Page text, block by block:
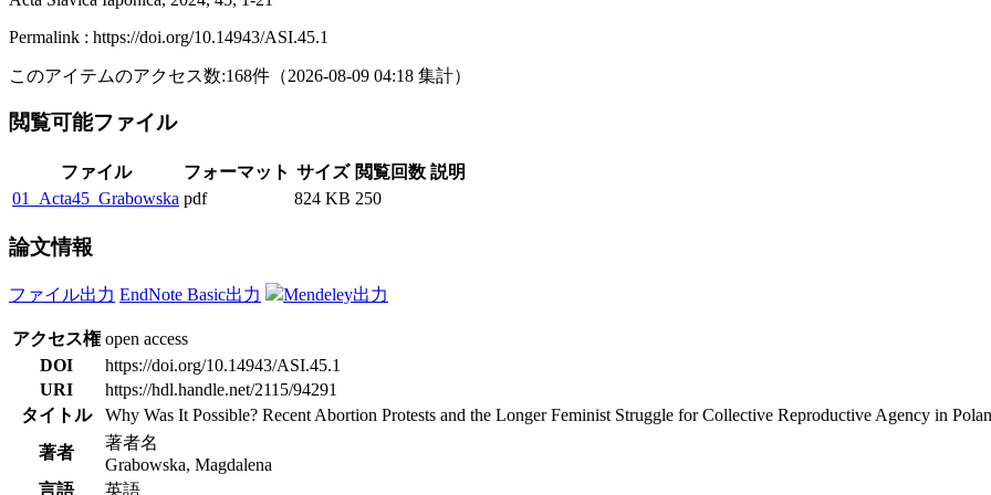
Permalink : https://doi.org/10.14943/ASI.45.1
このアイテムのアクセス数:168件 （2026-08-09 04:18 集計）
閲覧可能ファイル
ファイル フォーマット サイズ 閲覧回数 説明
01_Acta45_Grabowska pdf 824 KB 250
論文情報
ファイル出力 EndNote Basic出力 Mendeley出力
アクセス権 open access
DOI
https://doi.org/10.14943/ASI.45.1
URI
https://hdl.handle.net/2115/94291
タイトル
Why Was It Possible? Recent Abortion Protests and the Longer Feminist Struggle for Collective Reproductive Agency in
著者
著者名
Grabowska, Magdalena
言語
英語